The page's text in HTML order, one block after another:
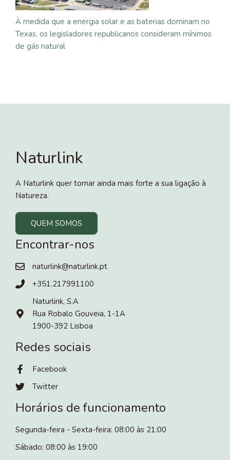
À medida que a energia solar e as baterias dominam no
Texas, os legisladores republicanos consideram mínimos
de gás natural
Naturlink
A Naturlink quer tornar ainda mais forte a sua ligação à
Natureza.
QUEM SOMOS
Encontrar-nos
naturlink@naturlink.pt
+351.217991100
Naturlink, S.A
Rua Robalo Gouveia, 1-1A
1900-392 Lisboa
Redes sociais
Facebook
Twitter
Horários de funcionamento
Segunda-feira - Sexta-feira: 08:00 às 21:00
Sábado: 08:00 às 19:00